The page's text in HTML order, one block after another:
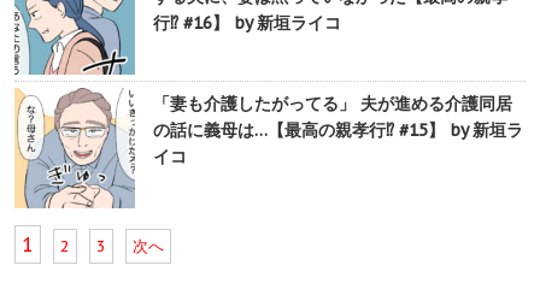
行⁉︎ #16】 by 新垣ライコ
「妻も介護したがってる」 夫が進める介護同居
の話に義母は…【最高の親孝行⁉︎ #15】 by 新垣ラ
イコ
1 2 3 次へ